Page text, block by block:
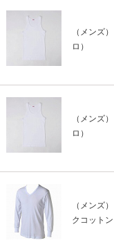
（メンズ
ロ）
（メンズ
ロ）
（メンズ
クコット